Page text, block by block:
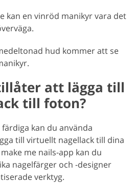
kan en vinröd manikyr vara det
hud kommer att se
att lägga till
till foton?
kan du använda
till virtuellt nagellack till dina
me nails-app kan du
nagelfärger och -designer
verktyg.